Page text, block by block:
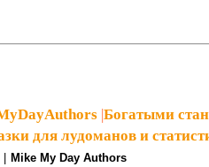
|Богатыми
для лудоманов и
Mike My Day Authors